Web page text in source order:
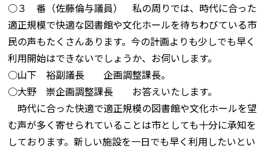
○３ 番（佐藤倫与議員） 私の周りでは、時代に合った
適正規模で快適な図書館や文化ホールを待ちわびている市
民の声もたくさんあります。今の計画よりも少しでも早く
利用開始はできないでしょうか、お伺いします。
○山下 裕副議長 企画調整課長。
○大野 崇企画調整課長 お答えいたします。
時代に合った快適で適正規模の図書館や文化ホールを望
む声が多く寄せられていることは市としても十分に承知を
しております。新しい施設を一日でも早く利用したいとい